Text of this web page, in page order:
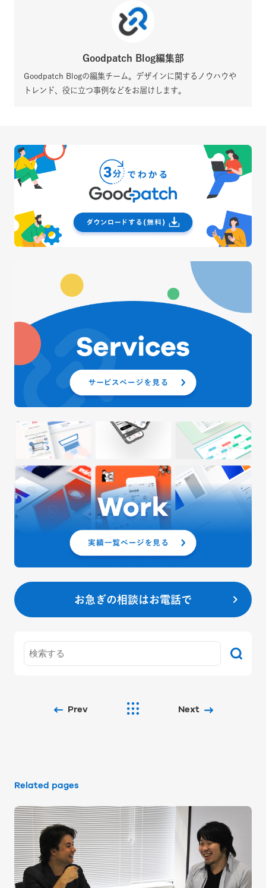
Goodpatch Blog編集部
Goodpatch Blogの編集チーム。デザインに関するノウハウや
トレンド、役に立つ事例などをお届けします。
お急ぎの相談はお電話で
Prev Next
Related pages